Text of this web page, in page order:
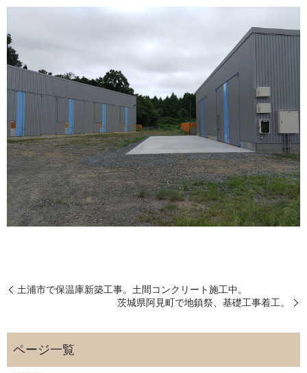
土浦市で保温庫新築工事。土間コンクリート施工中。
茨城県阿見町で地鎮祭、基礎工事着工。